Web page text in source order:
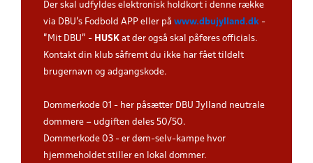
Der skal udfyldes elektronisk holdkort i denne række
via DBU's Fodbold APP eller på www.dbujylland.dk -
"Mit DBU" - HUSK at der også skal påføres officials.
Kontakt din klub såfremt du ikke har fået tildelt
brugernavn og adgangskode.
Dommerkode 01 - her påsætter DBU Jylland neutrale
dommere – udgiften deles 50/50.
Dommerkode 03 - er døm-selv-kampe hvor
hjemmeholdet stiller en lokal dommer.